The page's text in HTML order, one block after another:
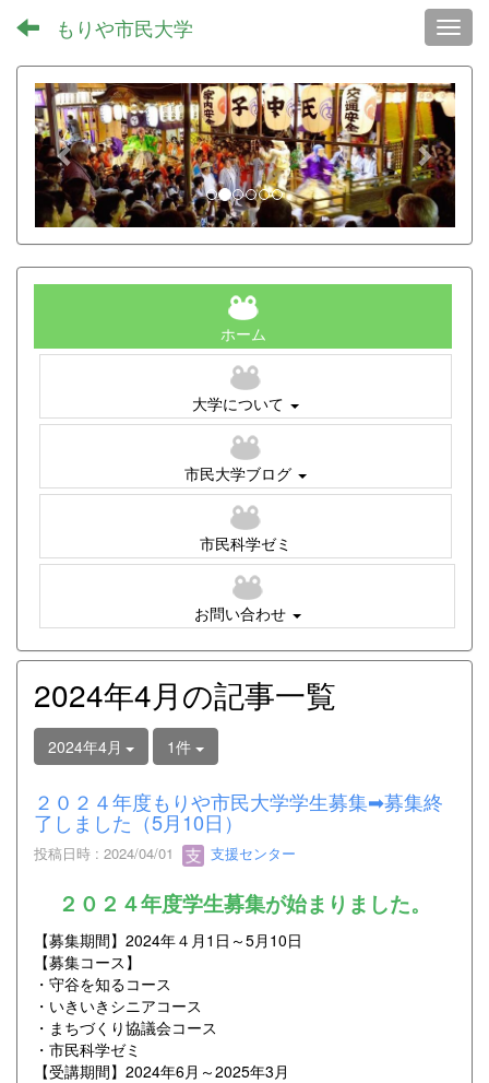
もりや市民大学
p
r
e
v
i
o
u
n
e
x
t
ホーム
大学について
市民大学ブログ
市民科学ゼミ
お問い合わせ
2024年4月の記事一覧
2024年4月 1件
２０２４年度もりや市民大学学生募集➡募集終
了しました（5月10日）
投稿日時 : 2024/04/01 支援センター
２０２４年度学生募集が始まりました。
【募集期間】2024年４月1日～5月10日
【募集コース】
・守谷を知るコース
・いきいきシニアコース
・まちづくり協議会コース
・市民科学ゼミ
【受講期間】2024年6月～2025年3月